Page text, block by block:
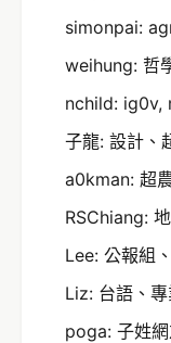
simonpai:
weihung: 哲
nchild: ig0v,
子龍: 設計、
a0kman: 超
RSChiang:
Lee: 公報組
Liz: 台語、
poga: 子姓